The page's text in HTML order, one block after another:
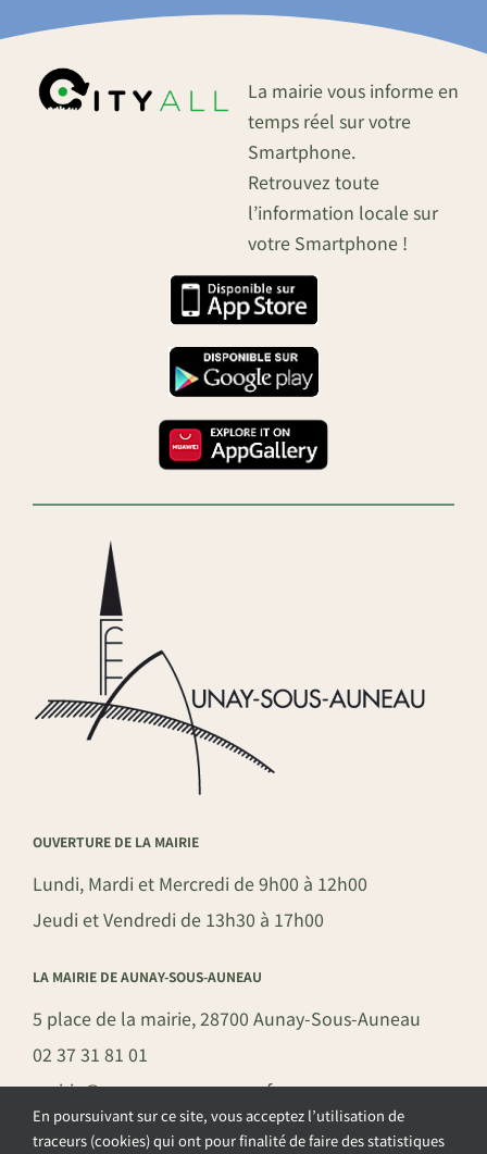
La mairie vous informe en
temps réel sur votre
Smartphone.
Retrouvez toute
l’information locale sur
votre Smartphone !
OUVERTURE DE LA MAIRIE
Lundi, Mardi et Mercredi de 9h00 à 12h00
Jeudi et Vendredi de 13h30 à 17h00
LA MAIRIE DE AUNAY-SOUS-AUNEAU
5 place de la mairie, 28700 Aunay-Sous-Auneau
02 37 31 81 01
mairie@aunay-sous-auneau.fr
En poursuivant sur ce site, vous acceptez l’utilisation de
traceurs (cookies) qui ont pour finalité de faire des statistiques